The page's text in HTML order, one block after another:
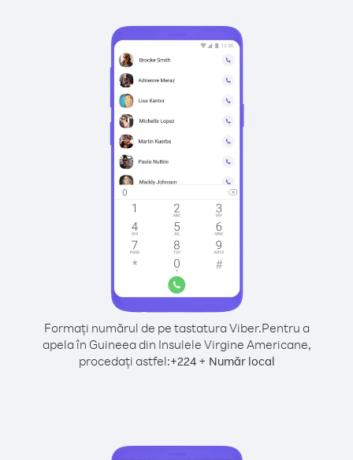
Formați numărul de pe tastatura Viber.Pentru a
apela în Guineea din Insulele Virgine Americane,
procedați astfel:+224+ Număr local